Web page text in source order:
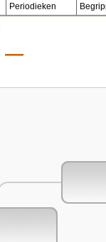
Periodieken